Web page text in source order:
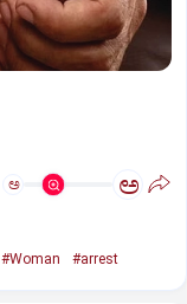
ಅ ಅ
#Woman #arrest